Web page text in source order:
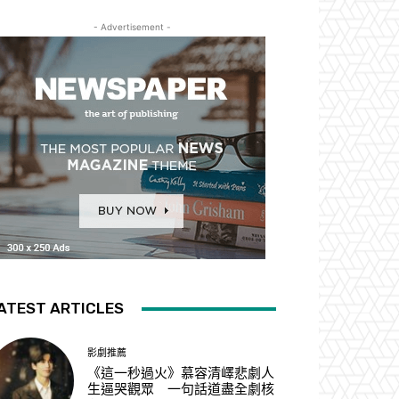
- Advertisement -
ARTICLES
影劇推薦
《這一秒過火》慕容清嶧悲劇人
生逼哭觀眾 一句話道盡全劇核